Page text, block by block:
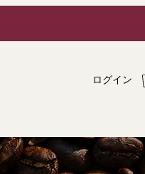
ログイン